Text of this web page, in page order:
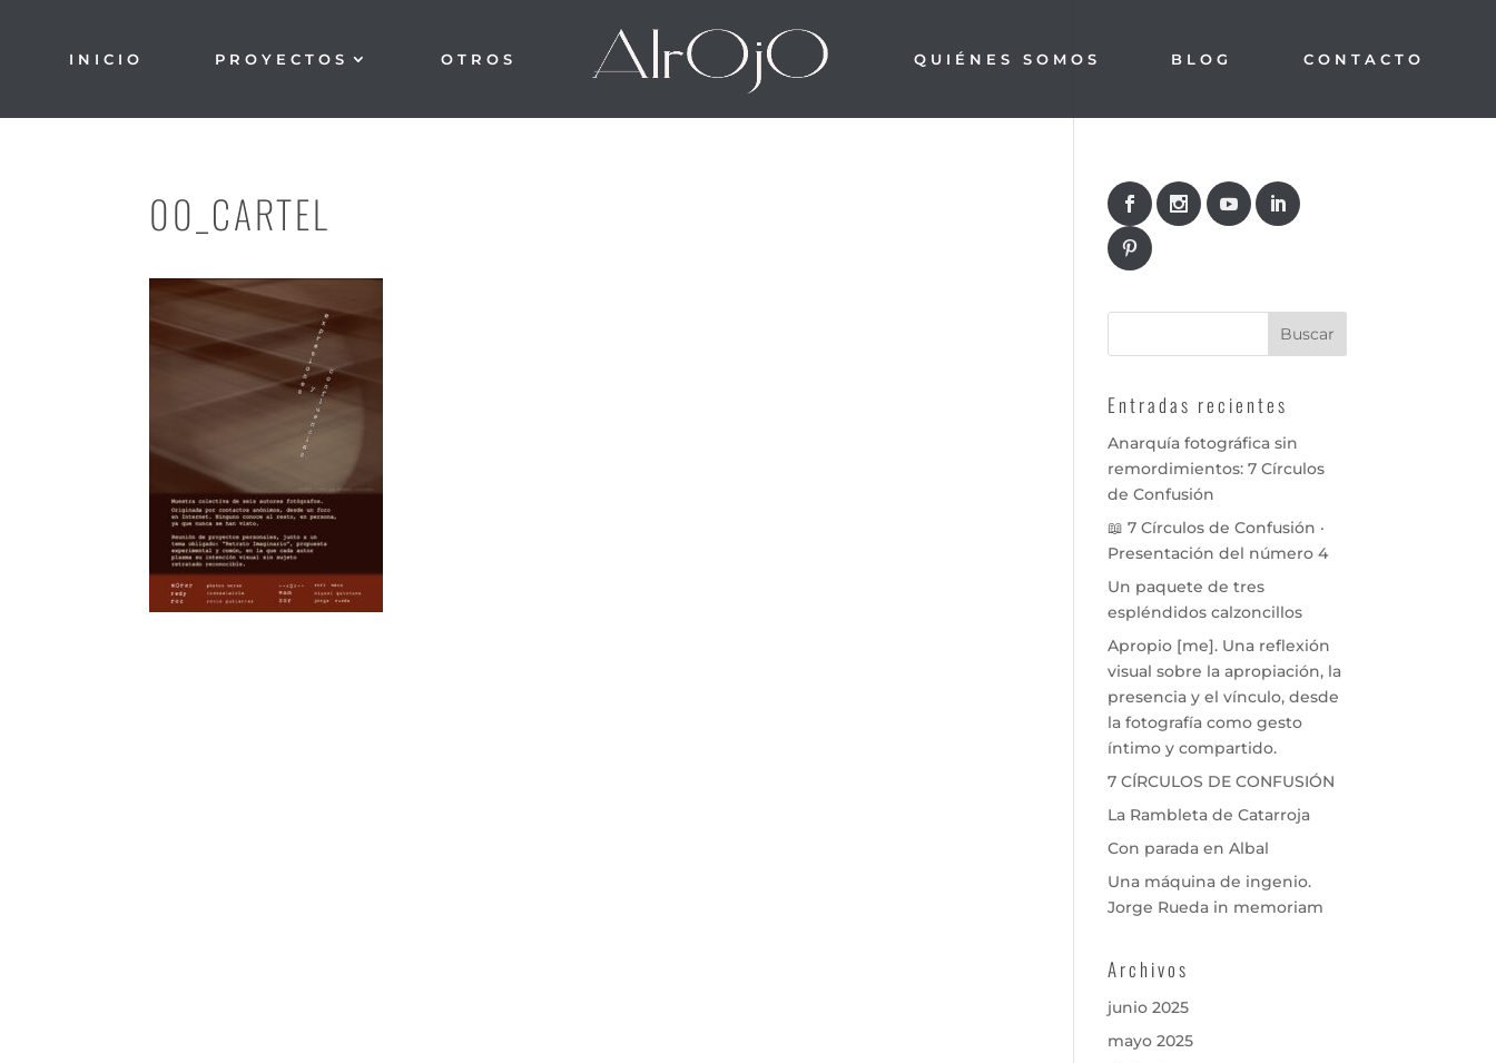
INICIO PROYECTOS OTROS QUIÉNES SOMOS BLOG CONTACTO
00_CARTEL
Entradas recientes
Anarquía fotográfica sin
remordimientos: 7 Círculos
de Confusión
📖 7 Círculos de Confusión ·
Presentación del número 4
Un paquete de tres
espléndidos calzoncillos
Apropio [me]. Una reflexión
visual sobre la apropiación, la
presencia y el vínculo, desde
la fotografía como gesto
íntimo y compartido.
7 CÍRCULOS DE CONFUSIÓN
La Rambleta de Catarroja
Con parada en Albal
Una máquina de ingenio.
Jorge Rueda in memoriam
Archivos
junio 2025
mayo 2025